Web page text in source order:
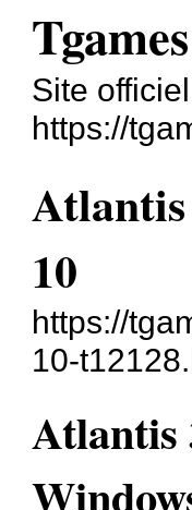
Site
https://
10
https://
10-
Atlantis